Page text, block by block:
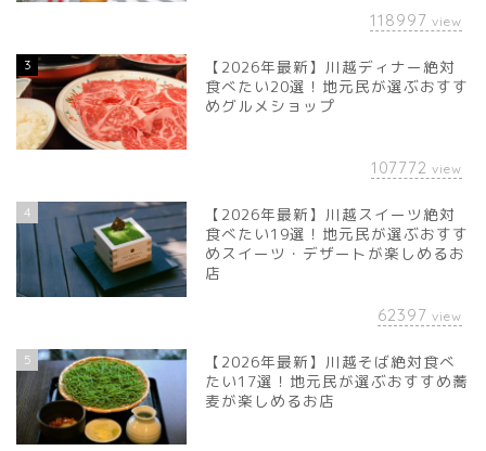
118997 view
3
【2026年最新】川越ディナー絶対
食べたい20選！地元民が選ぶおすす
めグルメショップ
107772 view
4
【2026年最新】川越スイーツ絶対
食べたい19選！地元民が選ぶおすす
めスイーツ・デザートが楽しめるお
店
62397 view
5
【2026年最新】川越そば絶対食べ
たい17選！地元民が選ぶおすすめ蕎
麦が楽しめるお店